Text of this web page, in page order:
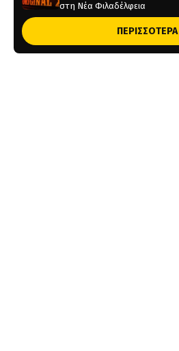
στη Νέα Φιλαδέλφεια
Τα νέα τηλεοπτικά μπουθ